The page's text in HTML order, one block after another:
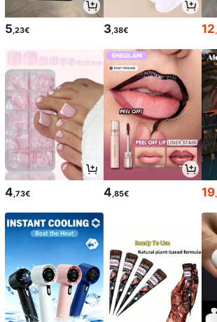
5,23€ 3,38€ 12
4 ,73€ 4 ,85€ 19